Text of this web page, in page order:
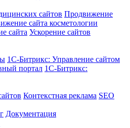
сайтов Продвижение
сайта косметологии
сайта Ускорение сайтов
1С-Битрикс: Управление сайтом
портал 1С-Битрикс:
Контекстная реклама SEO
Документация